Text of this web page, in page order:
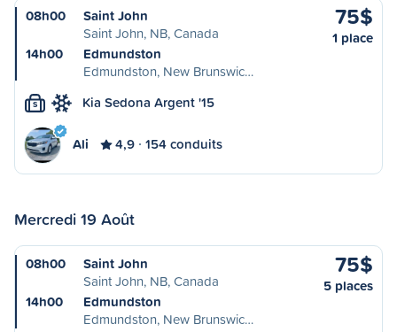
08h00
Saint John
Saint John, NB, Canada
14h00
Edmundston
Edmundston, New Brunswic…
75$
1 place
S Kia Sedona Argent '15
Ali 4,9 154 conduits
Mercredi 19 Août
08h00
Saint John
Saint John, NB, Canada
14h00
Edmundston
Edmundston, New Brunswic…
75$
5 places